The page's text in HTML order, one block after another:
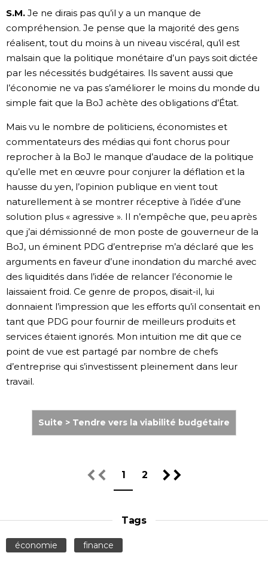
S.M. Je ne dirais pas qu’il y a un manque de
compréhension. Je pense que la majorité des gens
réalisent, tout du moins à un niveau viscéral, qu’il est
malsain que la politique monétaire d’un pays soit dictée
par les nécessités budgétaires. Ils savent aussi que
l’économie ne va pas s’améliorer le moins du monde du
simple fait que la BoJ achète des obligations d’État.
Mais vu le nombre de politiciens, économistes et
commentateurs des médias qui font chorus pour
reprocher à la BoJ le manque d’audace de la politique
qu’elle met en œuvre pour conjurer la déflation et la
hausse du yen, l’opinion publique en vient tout
naturellement à se montrer réceptive à l’idée d’une
solution plus « agressive ». Il n’empêche que, peu après
que j’ai démissionné de mon poste de gouverneur de la
BoJ, un éminent PDG d’entreprise m’a déclaré que les
arguments en faveur d’une inondation du marché avec
des liquidités dans l’idée de relancer l’économie le
laissaient froid. Ce genre de propos, disait-il, lui
donnaient l’impression que les efforts qu’il consentait en
tant que PDG pour fournir de meilleurs produits et
services étaient ignorés. Mon intuition me dit que ce
point de vue est partagé par nombre de chefs
d’entreprise qui s’investissent pleinement dans leur
travail.
Suite > Tendre vers la viabilité budgétaire
1 2
Tags
économie finance